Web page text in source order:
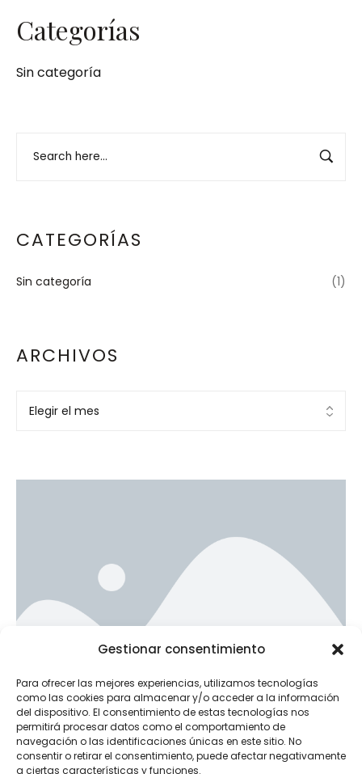
Gestionar consentimiento
Para ofrecer las mejores experiencias, utilizamos tecnologías
como las cookies para almacenar y/o acceder a la información
del dispositivo. El consentimiento de estas tecnologías nos
permitirá procesar datos como el comportamiento de
navegación o las identificaciones únicas en este sitio. No
consentir o retirar el consentimiento, puede afectar negativamente
a ciertas características y funciones.
Categorías
Sin categoría
CATEGORÍAS
Sin categoría (1)
ARCHIVOS
Ad Banner